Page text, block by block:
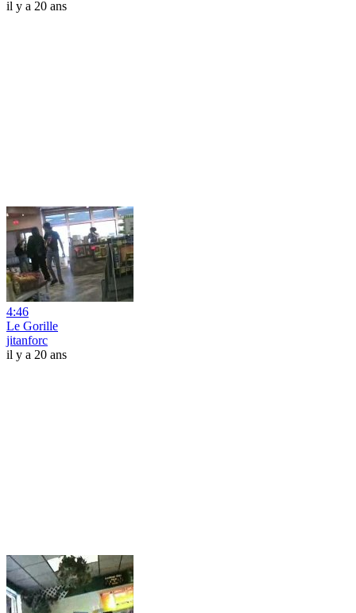
il y a 20 ans
4:46
Le Gorille
jitanforc
il y a 20 ans